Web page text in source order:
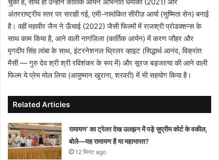
अंतरराष्ट्रीय स्तर पर सराही गई, एमी-नामांकित सीरीज़ आर्या (सुष्मिता सेन) बनाई
है। वहीं महावीर जैन ने ऊँचाई (2022) जैसी फिल्मों में राजश्री प्रोडक्शन्स के
साथ काम किया है, आने वाली नागज़िला (कार्तिक आर्यन) में करण जौहर और
मृगदीप सिंह लांबा के साथ, इंटरनेशनल थ्रिलर व्हाइट (सिद्धार्थ आनंद, विक्रांत
मैसी — गुरु देव श्री श्री रविशंकर के रूप में) और सूरज बड़जात्या की आने वाली
फिल्म ये प्रेम मोल लिया (आयुष्मान खुराना, शरवरी) में भी सहयोग किया है।
Related Articles
रामायण’ का ट्रेलर देख उलझन में पड़े सुप्रीम कोर्ट के वकील,
बोले—यह रामायण है या महाभारत?
12 मिनट ago